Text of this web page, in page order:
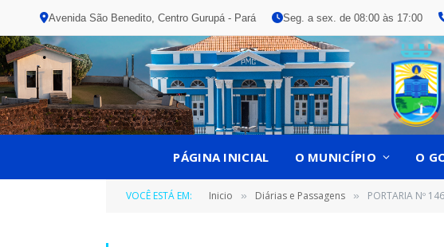
Avenida São Benedito, Centro Gurupá - Pará Seg. a sex. de 08:00 às 17:00
PÁGINA INICIAL O MUNICÍPIO O
VOCÊ ESTÁ EM: Inicio » Diárias e Passagens » PORTARIA Nº